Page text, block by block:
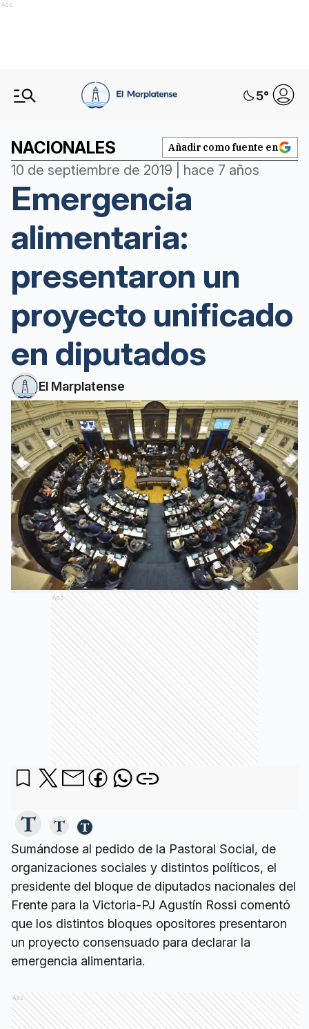
Ads
5°
NACIONALES Añadir como fuente en
10 de septiembre de 2019 | hace 7 años
Emergencia
alimentaria:
presentaron un
proyecto unificado
en diputados
El Marplatense
Ads
Sumándose al pedido de la Pastoral Social, de
organizaciones sociales y distintos políticos, el
presidente del bloque de diputados nacionales del
Frente para la Victoria-PJ Agustín Rossi comentó
que los distintos bloques opositores presentaron
un proyecto consensuado para declarar la
emergencia alimentaria.
Ads